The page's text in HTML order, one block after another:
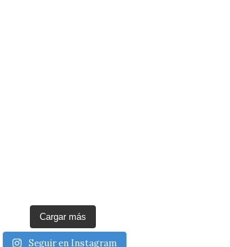
Cargar más
Seguir en Instagram